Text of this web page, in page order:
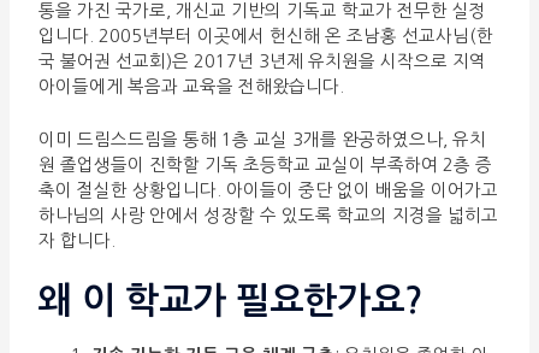
통을 가진 국가로, 개신교 기반의 기독교 학교가 전무한 실정
입니다. 2005년부터 이곳에서 헌신해 온 조남홍 선교사님(한
국 불어권 선교회)은 2017년 3년제 유치원을 시작으로 지역
아이들에게 복음과 교육을 전해왔습니다.
이미 드림스드림을 통해 1층 교실 3개를 완공하였으나, 유치
원 졸업생들이 진학할 기독 초등학교 교실이 부족하여 2층 증
축이 절실한 상황입니다. 아이들이 중단 없이 배움을 이어가고
하나님의 사랑 안에서 성장할 수 있도록 학교의 지경을 넓히고
자 합니다.
왜 이 학교가 필요한가요?